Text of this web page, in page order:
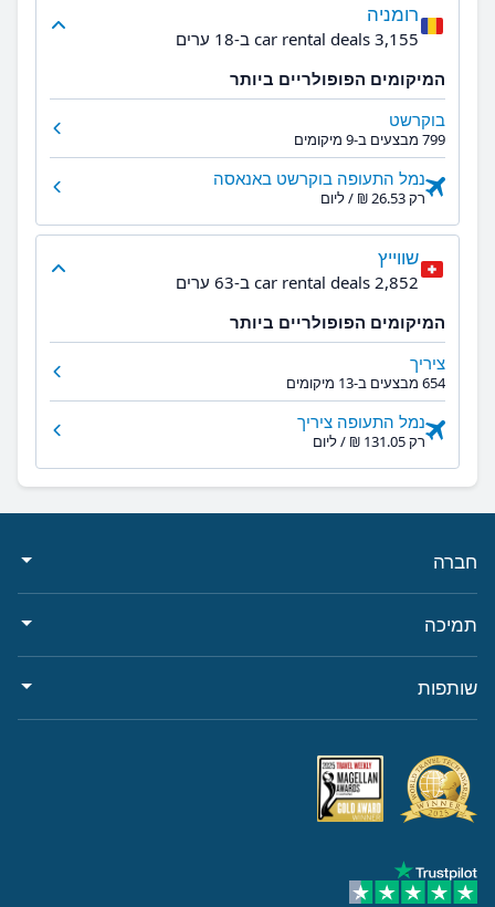
רומניה
3,155 car rental deals ב-18 ערים
המיקומים הפופולריים ביותר
בוקרשט
799 מבצעים ב-9 מיקומים
נמל התעופה בוקרשט באנאסה
רק ‏26.53 ‏₪ / ליום
שווייץ
2,852 car rental deals ב-63 ערים
המיקומים הפופולריים ביותר
ציריך
654 מבצעים ב-13 מיקומים
נמל התעופה ציריך
רק ‏131.05 ‏₪ / ליום
חברה
תמיכה
שותפות